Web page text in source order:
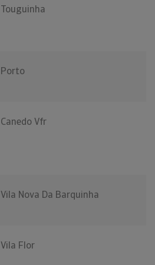
Touguinha
Porto
Canedo Vfr
Vila Nova Da Barquinha
Vila Flor